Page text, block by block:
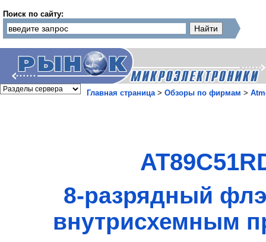
Поиск по сайту:
Главная страница> Обзоры по фирмам >
8-разрядный
внутрисхемным